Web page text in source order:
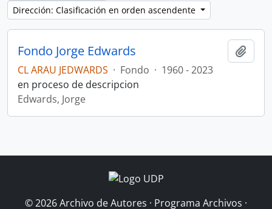
Dirección: Clasificación en orden ascendente
Fondo Jorge Edwards
CL ARAU JEDWARDS · Fondo · 1960 - 2023
en proceso de descripcion
Edwards, Jorge
© 2026 Archivo de Autores · Programa Archivos ·